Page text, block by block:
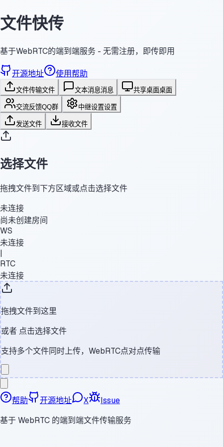
文件快传
基于WebRTC的端到端服务 - 无需注册，即传即用
开源地址 使用帮助
文件传输文件 文本消息消息 共享桌面桌面
交流反馈QQ群 中继设置设置
发送文件 接收文件
选择文件
拖拽文件到下方区域或点击选择文件
未连接
尚未创建房间
WS
未连接
|
RTC
未连接
拖拽文件到这里
或者 点击选择文件
支持多个文件同时上传，WebRTC点对点传输
帮助 开源地址 X
Issue
基于 WebRTC 的端到端文件传输服务